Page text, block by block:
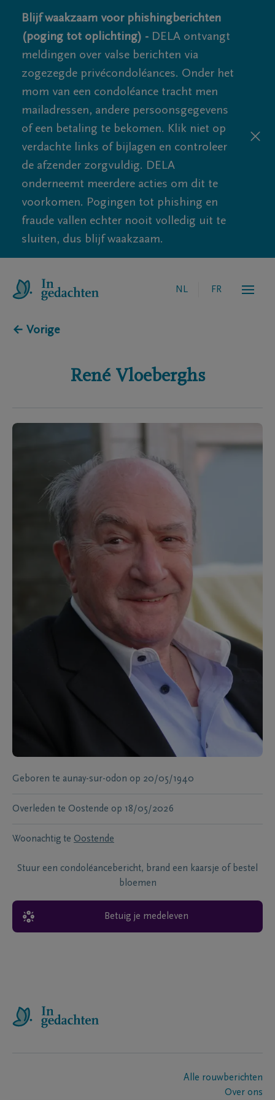
Blijf waakzaam voor phishingberichten
(poging tot oplichting) - DELA ontvangt
meldingen over valse berichten via
zogezegde privécondoléances. Onder het
mom van een condoléance tracht men
mailadressen, andere persoonsgegevens
of een betaling te bekomen. Klik niet op
verdachte links of bijlagen en controleer
de afzender zorgvuldig. DELA
onderneemt meerdere acties om dit te
voorkomen. Pogingen tot phishing en
fraude vallen echter nooit volledig uit te
sluiten, dus blijf waakzaam.
NL FR
← Vorige
René Vloeberghs
Geboren te aunay-sur-odon op 20/05/1940
Overleden te Oostende op 18/05/2026
Woonachtig te Oostende
Stuur een condoléancebericht, brand een kaarsje of bestel
bloemen
Betuig je medeleven
Alle rouwberichten
Over ons